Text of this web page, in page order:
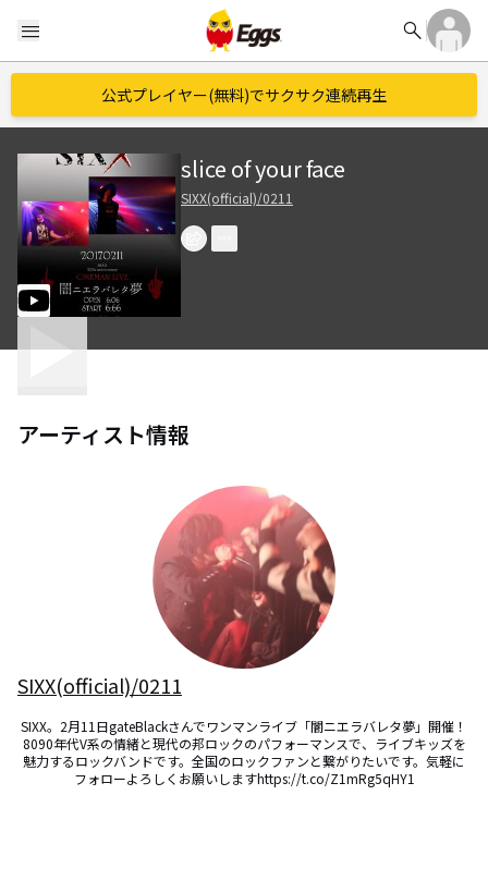
menu search
公式プレイヤー(無料)でサクサク連続再生
slice of your face
SIXX(official)/0211
アーティスト情報
SIXX(official)/0211
SIXX。2月11日gateBlackさんでワンマンライブ「闇ニエラバレタ夢」開催！
8090年代V系の情緒と現代の邦ロックのパフォーマンスで、ライブキッズを
魅力するロックバンドです。全国のロックファンと繋がりたいです。気軽に
フォローよろしくお願いしますhttps://t.co/Z1mRg5qHY1